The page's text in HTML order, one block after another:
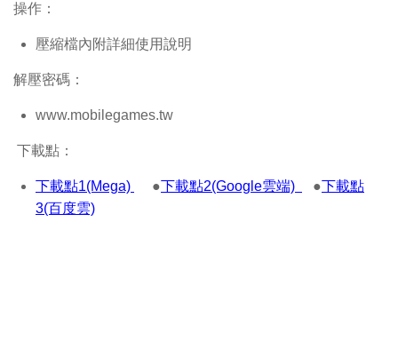
操作：
壓縮檔內附詳細使用說明
解壓密碼：
www.mobilegames.tw
下載點：
下載點1(Mega) ●下載點2(Google雲端) ●下載點
3(百度雲)